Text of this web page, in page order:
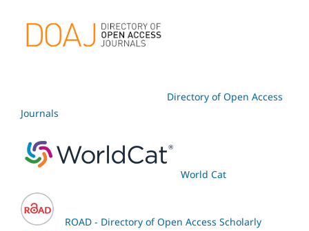
Directory of Open Access
Journals
World Cat
ROAD - Directory of Open Access Scholarly